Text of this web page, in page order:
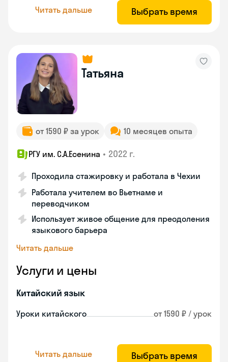
Читать дальше Выбрать время
Татьяна
от 1590 ₽ за урок 10 месяцев опыта
РГУ им. С.А.Есенина • 2022 г.
Проходила стажировку и работала в Чехии
Работала учителем во Вьетнаме и
переводчиком
Использует живое общение для преодоления
языкового барьера
Читать дальше
Услуги и цены
Китайский язык
Уроки китайского от 1590 ₽ / урок
Читать дальше Выбрать время